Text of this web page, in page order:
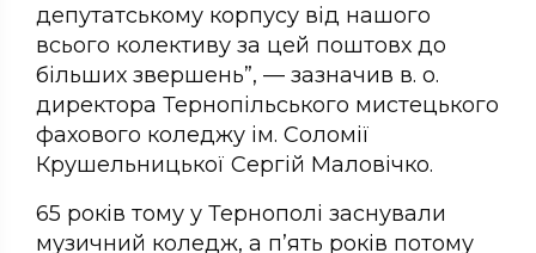
депутатському корпусу від нашого
всього колективу за цей поштовх до
більших звершень”, — зазначив в. о.
директора Тернопільського мистецького
фахового коледжу ім. Соломії
Крушельницької Сергій Маловічко.
65 років тому у Тернополі заснували
музичний коледж, а п’ять років потому